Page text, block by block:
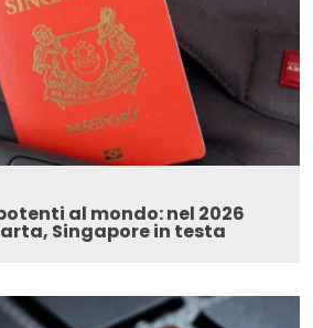
al mondo: nel 2026
Singapore in testa